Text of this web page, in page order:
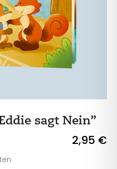
sagt Nein”
2,95 €